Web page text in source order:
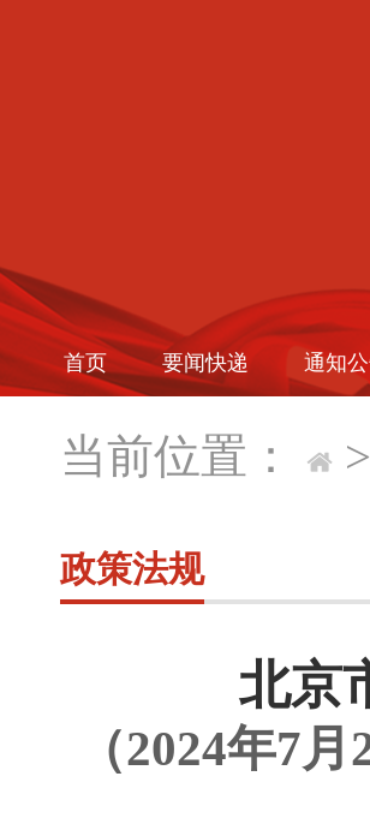
首页 要闻快递 通知
当前位置： >
政策法规
北京
（2024年7